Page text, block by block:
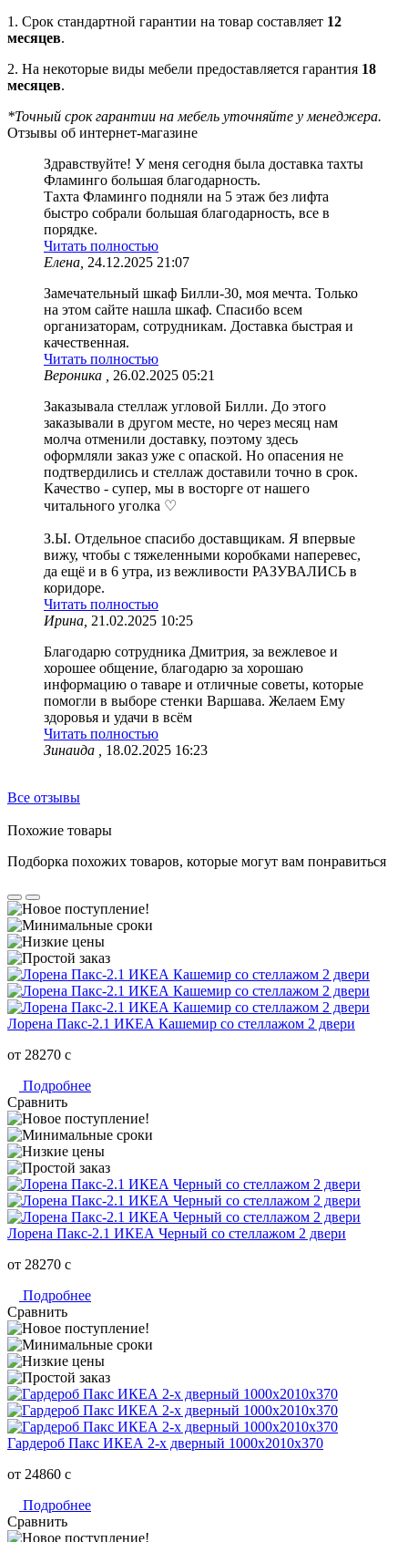
1. Срок стандартной гарантии на товар составляет 12
месяцев.
2. На некоторые виды мебели предоставляется гарантия 18
месяцев.
*Точный срок гарантии на мебель уточняйте у менеджера.
Отзывы об интернет-магазине
Здравствуйте! У меня сегодня была доставка тахты
Фламинго большая благодарность.
Тахта Фламинго подняли на 5 этаж без лифта
быстро собрали большая благодарность, все в
порядке.
Читать полностью
Елена, 24.12.2025 21:07
Замечательный шкаф Билли-30, моя мечта. Только
на этом сайте нашла шкаф. Спасибо всем
организаторам, сотрудникам. Доставка быстрая и
качественная.
Читать полностью
Вероника ,
26.02.2025 05:21
Заказывала стеллаж угловой Билли. До этого
заказывали в другом месте, но через месяц нам
молча отменили доставку, поэтому здесь
оформляли заказ уже с опаской. Но опасения не
подтвердились и стеллаж доставили точно в срок.
Качество - супер, мы в восторге от нашего
читального уголка ♡
З.Ы. Отдельное спасибо доставщикам. Я впервые
вижу, чтобы с тяжеленными коробками наперевес,
да ещё и в 6 утра, из вежливости РАЗУВАЛИСЬ в
коридоре.
Читать полностью
Ирина, 21.02.2025 10:25
Благодарю сотрудника Дмитрия, за вежлевое и
хорошее общение, благодарю за хорошаю
информацию о таваре и отличные советы, которые
помогли в выборе стенки Варшава. Желаем Ему
здоровья и удачи в всём
Читать полностью
Зинаида ,
18.02.2025 16:23
Все отзывы
Похожие товары
Подборка похожих товаров, которые могут вам понравиться
Лорена Пакс-2.1 ИКЕА Кашемир со стеллажом 2 двери
от 28270 c
Подробнее
Сравнить
Лорена Пакс-2.1 ИКЕА Черный со стеллажом 2 двери
от 28270 c
Подробнее
Сравнить
Гардероб Пакс ИКЕА 2-х дверный 1000х2010х370
от 24860 c
Подробнее
Сравнить